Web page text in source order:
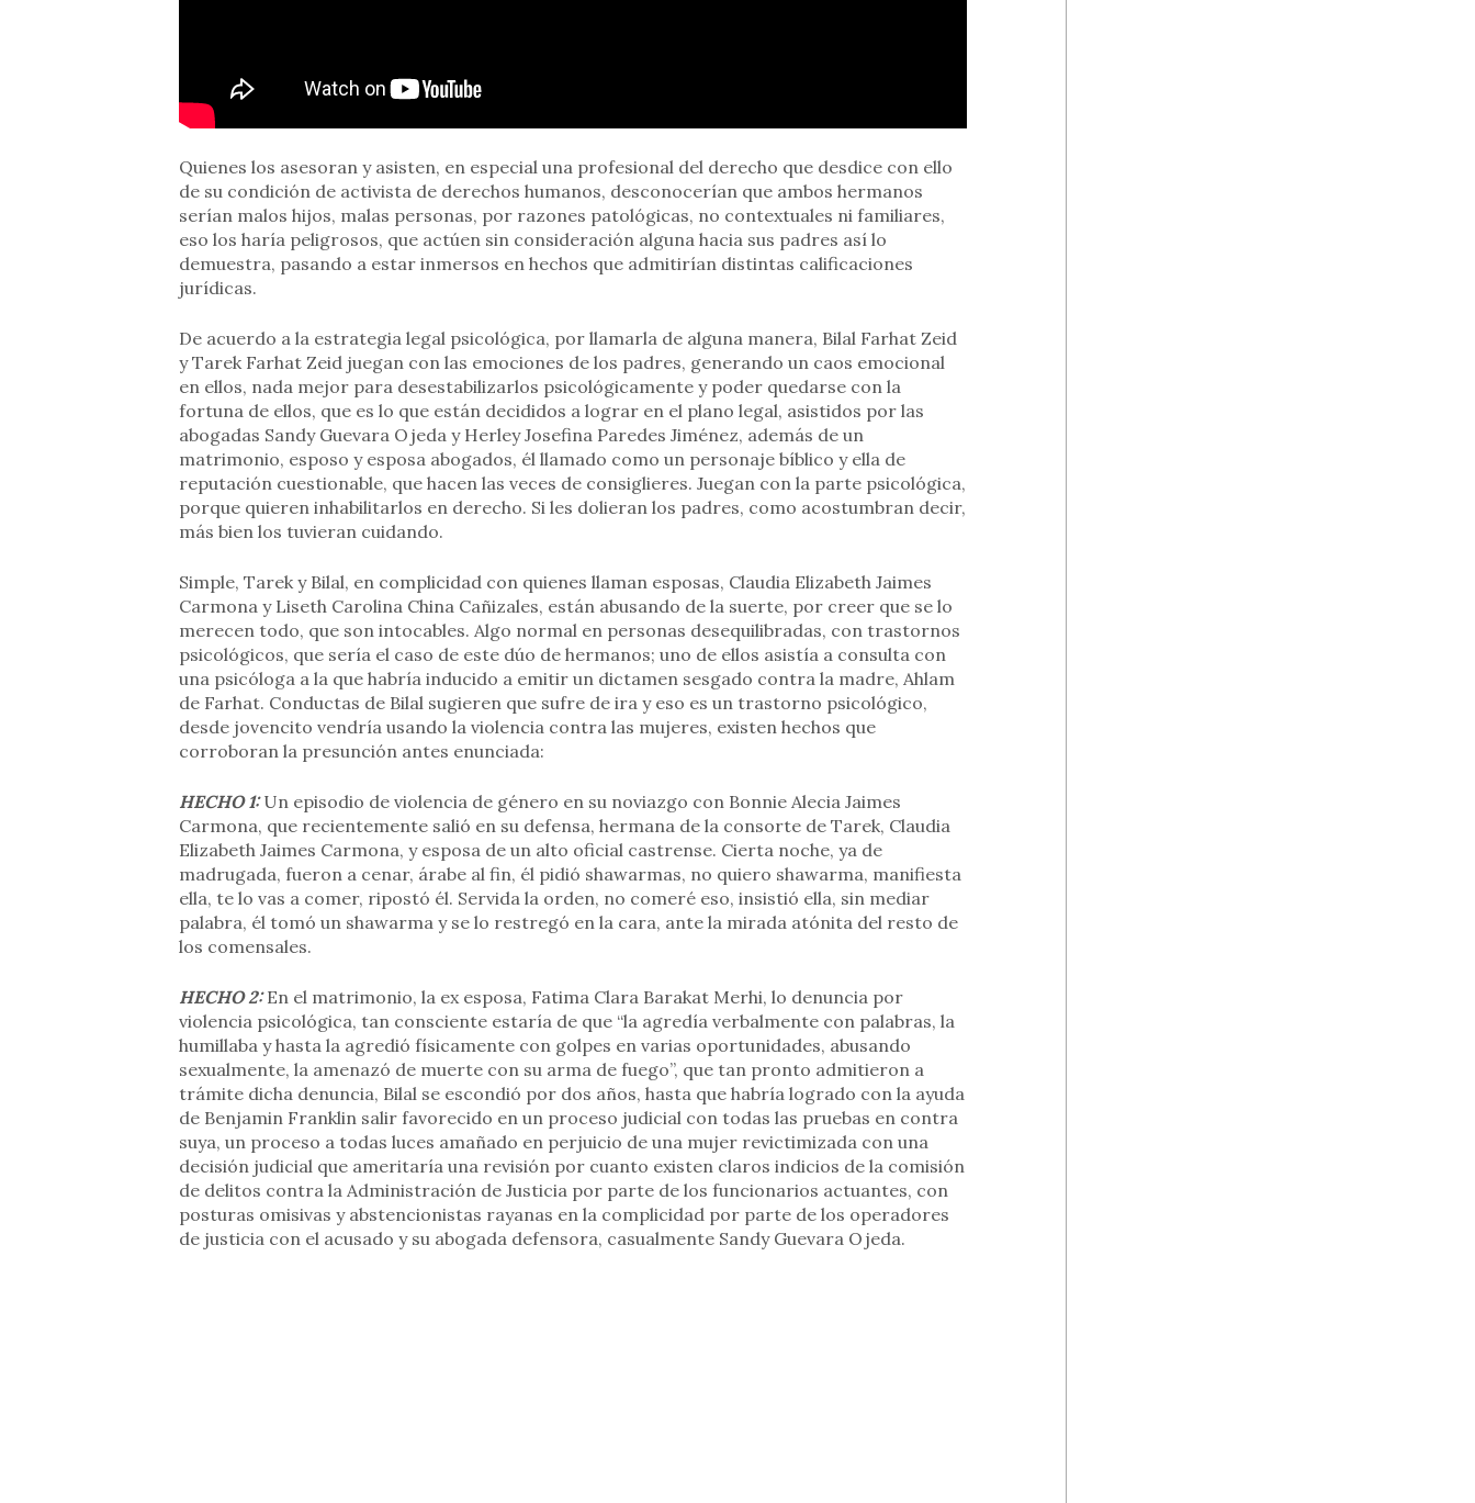
Quienes los asesoran y asisten, en especial una profesional del derecho que desdice con ello
de su condición de activista de derechos humanos, desconocerían que ambos hermanos
serían malos hijos, malas personas, por razones patológicas, no contextuales ni familiares,
eso los haría peligrosos, que actúen sin consideración alguna hacia sus padres así lo
demuestra, pasando a estar inmersos en hechos que admitirían distintas calificaciones
jurídicas.
De acuerdo a la estrategia legal psicológica, por llamarla de alguna manera, Bilal Farhat Zeid
y Tarek Farhat Zeid juegan con las emociones de los padres, generando un caos emocional
en ellos, nada mejor para desestabilizarlos psicológicamente y poder quedarse con la
fortuna de ellos, que es lo que están decididos a lograr en el plano legal, asistidos por las
abogadas Sandy Guevara Ojeda y Herley Josefina Paredes Jiménez, además de un
matrimonio, esposo y esposa abogados, él llamado como un personaje bíblico y ella de
reputación cuestionable, que hacen las veces de consiglieres. Juegan con la parte psicológica,
porque quieren inhabilitarlos en derecho. Si les dolieran los padres, como acostumbran decir,
más bien los tuvieran cuidando.
Simple, Tarek y Bilal, en complicidad con quienes llaman esposas, Claudia Elizabeth Jaimes
Carmona y Liseth Carolina China Cañizales, están abusando de la suerte, por creer que se lo
merecen todo, que son intocables. Algo normal en personas desequilibradas, con trastornos
psicológicos, que sería el caso de este dúo de hermanos; uno de ellos asistía a consulta con
una psicóloga a la que habría inducido a emitir un dictamen sesgado contra la madre, Ahlam
de Farhat. Conductas de Bilal sugieren que sufre de ira y eso es un trastorno psicológico,
desde jovencito vendría usando la violencia contra las mujeres, existen hechos que
corroboran la presunción antes enunciada:
HECHO 1:Un episodio de violencia de género en su noviazgo con Bonnie Alecia Jaimes
Carmona, que recientemente salió en su defensa, hermana de la consorte de Tarek, Claudia
Elizabeth Jaimes Carmona, y esposa de un alto oficial castrense. Cierta noche, ya de
madrugada, fueron a cenar, árabe al fin, él pidió shawarmas, no quiero shawarma, manifiesta
ella, te lo vas a comer, ripostó él. Servida la orden, no comeré eso, insistió ella, sin mediar
palabra, él tomó un shawarma y se lo restregó en la cara, ante la mirada atónita del resto de
los comensales.
HECHO 2:En el matrimonio, la ex esposa, Fatima Clara Barakat Merhi, lo denuncia por
violencia psicológica, tan consciente estaría de que “la agredía verbalmente con palabras, la
humillaba y hasta la agredió físicamente con golpes en varias oportunidades, abusando
sexualmente, la amenazó de muerte con su arma de fuego”, que tan pronto admitieron a
trámite dicha denuncia, Bilal se escondió por dos años, hasta que habría logrado con la ayuda
de Benjamin Franklin salir favorecido en un proceso judicial con todas las pruebas en contra
suya, un proceso a todas luces amañado en perjuicio de una mujer revictimizada con una
decisión judicial que ameritaría una revisión por cuanto existen claros indicios de la comisión
de delitos contra la Administración de Justicia por parte de los funcionarios actuantes, con
posturas omisivas y abstencionistas rayanas en la complicidad por parte de los operadores
de justicia con el acusado y su abogada defensora, casualmente Sandy Guevara Ojeda.